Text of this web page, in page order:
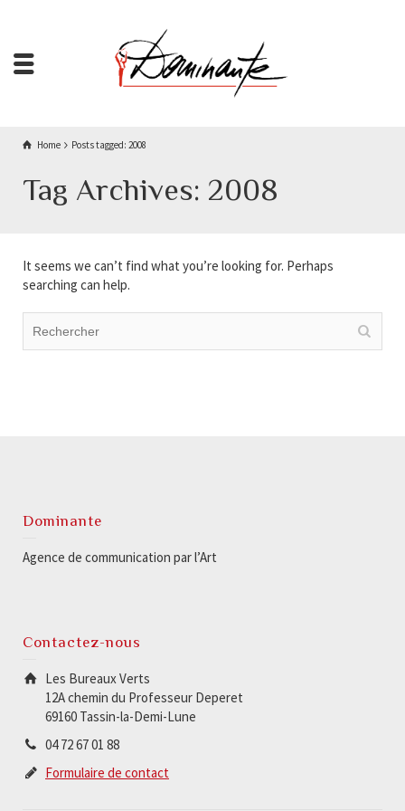
Home Posts tagged: 2008
Tag Archives: 2008
It seems we can’t find what you’re looking for. Perhaps
searching can help.
Dominante
Agence de communication par l’Art
Contactez-nous
Les Bureaux Verts
12A chemin du Professeur Deperet
69160 Tassin-la-Demi-Lune
04 72 67 01 88
Formulaire de contact